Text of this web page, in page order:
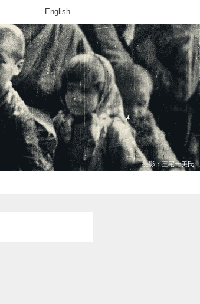
English
撮影：三宅一美氏